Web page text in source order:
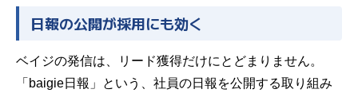
日報の公開が採用にも効く
ベイジの発信は、リード獲得だけにとどまりません。
「baigie日報」という、社員の日報を公開する取り組み